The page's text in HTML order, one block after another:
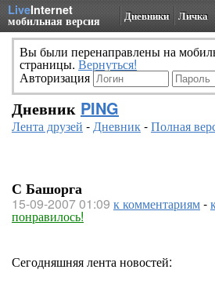
LiveInternet
мобильная версия Дневники Личка
Вы были перенаправлены на
страницы. Вернуться!
Авторизация
Дневник PING
Лента друзей -Дневник-Полная
С Башорга
15-09-2007 01:09 к комментариям-
понравилось!
Сегодняшняя лента новостей: